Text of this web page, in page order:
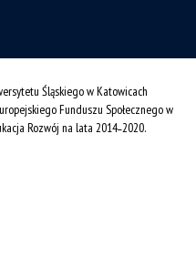
Śląskiego w Katowicach
Funduszu Społecznego w
Rozwój na lata 2014˗2020.